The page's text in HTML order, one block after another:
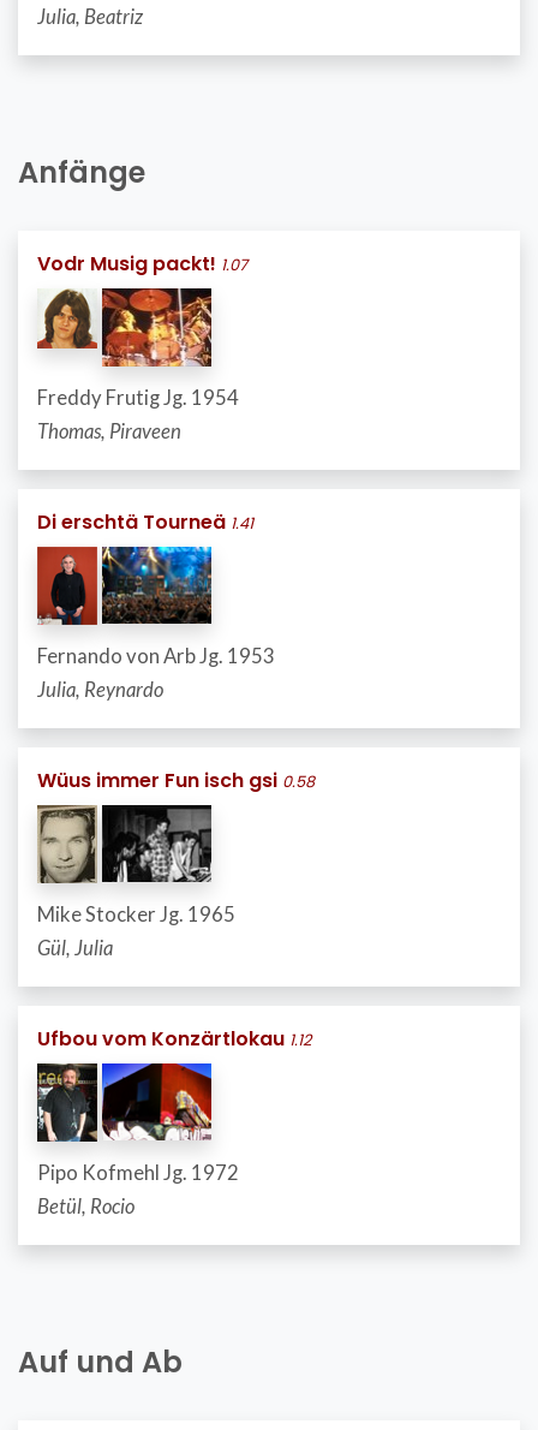
Julia, Beatriz
Anfänge
Vodr Musig packt! 1.07
Freddy Frutig Jg. 1954
Thomas, Piraveen
Di erschtä Tourneä 1.41
Fernando von Arb Jg. 1953
Julia, Reynardo
Wüus immer Fun isch gsi 0.58
Mike Stocker Jg. 1965
Gül, Julia
Ufbou vom Konzärtlokau 1.12
Pipo Kofmehl Jg. 1972
Betül, Rocio
Auf und Ab